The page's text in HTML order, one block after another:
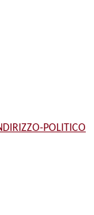
POLITICO